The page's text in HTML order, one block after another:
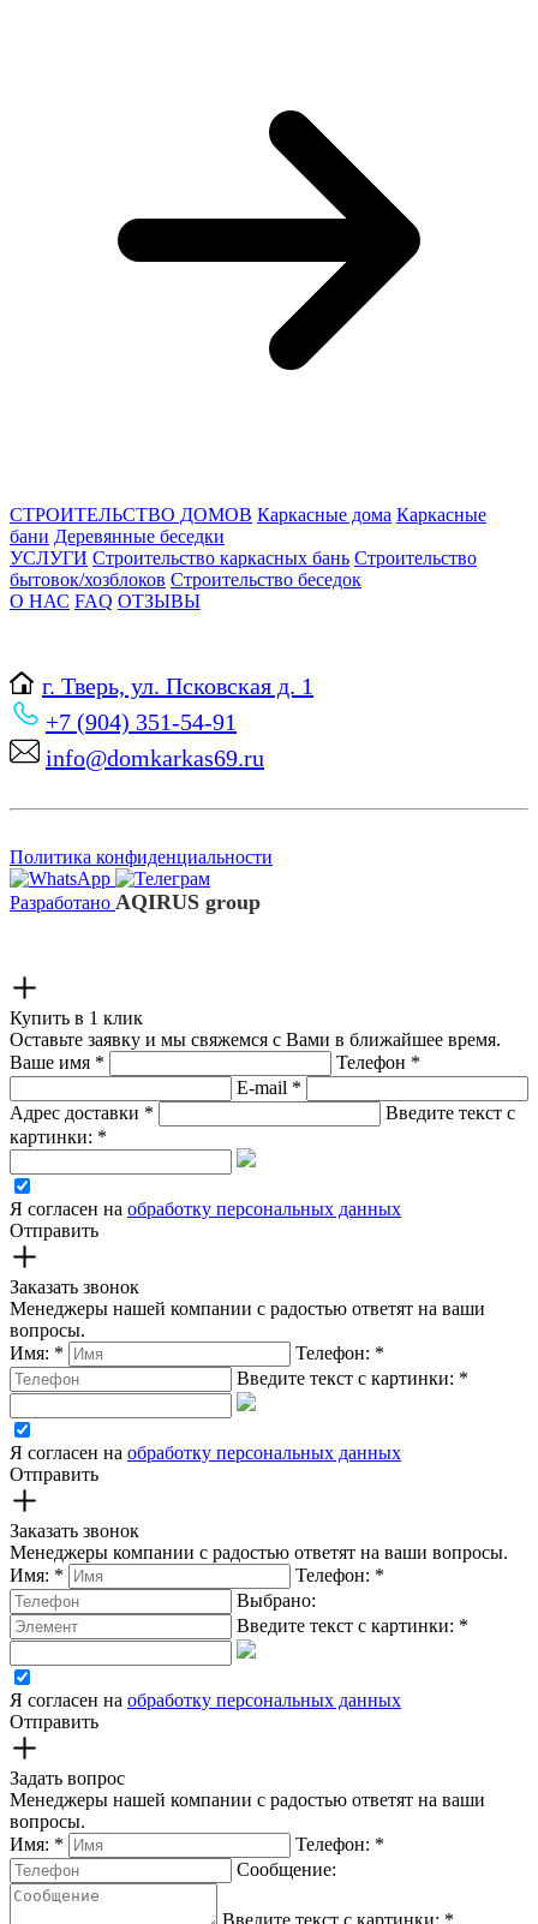
СТРОИТЕЛЬСТВО ДОМОВ Каркасные дома Каркасные
бани Деревянные беседки
УСЛУГИ Строительство каркасных бань Строительство
бытовок/хозблоков Строительство беседок
О НАС FAQ ОТЗЫВЫ
г. Тверь, ул. Псковская д. 1
+7 (904) 351-54-91
info@domkarkas69.ru
Политика конфиденциальности
Разработано AQIRUS group
Купить в 1 клик
Оставьте заявку и мы свяжемся с Вами в ближайшее время.
Ваше имя * Телефон *
E-mail *
Адрес доставки *
Введите текст с
картинки: *
Я согласен на обработку персональных данных
Отправить
Заказать звонок
Менеджеры нашей компании с радостью ответят на ваши
вопросы.
Имя: * Телефон: *
Введите текст с картинки: *
Я согласен на обработку персональных данных
Отправить
Заказать звонок
Менеджеры компании с радостью ответят на ваши вопросы.
Имя: * Телефон: *
Выбрано:
Введите текст с картинки: *
Я согласен на обработку персональных данных
Отправить
Задать вопрос
Менеджеры нашей компании с радостью ответят на ваши
вопросы.
Имя: * Телефон: *
Сообщение:
Введите текст с картинки: *